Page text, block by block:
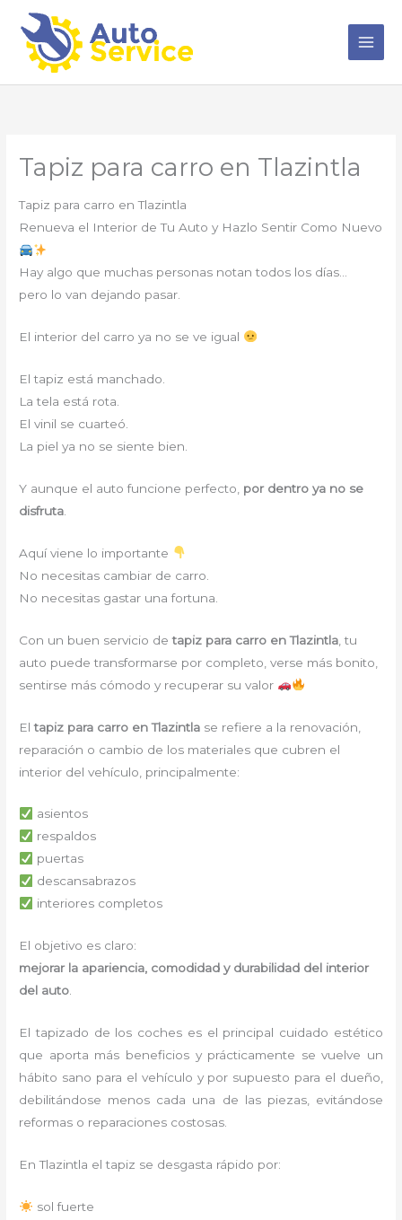
contenido
Tapiz para carro en Tlazintla
Tapiz para carro en Tlazintla
Renueva el Interior de Tu Auto y Hazlo Sentir Como Nuevo
Hay algo que muchas personas notan todos los días…
pero lo van dejando pasar.
El interior del carro ya no se ve igual
El tapiz está manchado.
La tela está rota.
El vinil se cuarteó.
La piel ya no se siente bien.
Y aunque el auto funcione perfecto, por dentro ya no se
disfruta
Aquí viene lo importante
No necesitas cambiar de carro.
No necesitas gastar una fortuna.
Con un buen servicio detapiz para carro en Tlazintla , tu
auto puede transformarse por completo, verse más bonito,
sentirse más cómodo y recuperar su valor
Eltapiz para carro en Tlazintla se refiere a la renovación,
reparación o cambio de los materiales que cubren el
interior del vehículo, principalmente:
asientos
respaldos
puertas
descansabrazos
interiores completos
El objetivo es claro:
mejorar la apariencia, comodidad y durabilidad del interior
del auto.
El tapizado de los coches es el principal cuidado estético
que aporta más beneficios y prácticamente se vuelve un
hábito sano para el vehículo y por supuesto para el dueño,
debilitándose menos cada una de las piezas, evitándose
reformas o reparaciones costosas.
En Tlazintla el tapiz se desgasta rápido por:
sol fuerte